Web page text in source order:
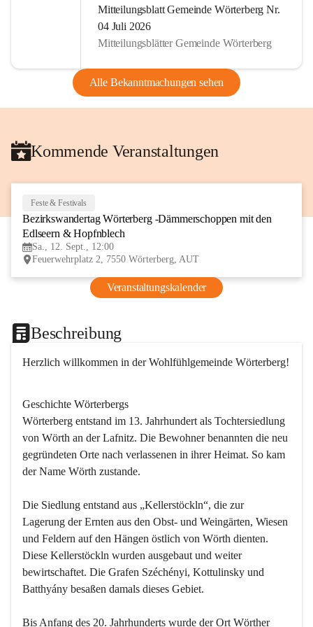
Mitteilungsblatt Gemeinde Wörterberg Nr.
04 Juli 2026
Mitteilungsblätter Gemeinde Wörterberg
Alle Bekanntmachungen sehen
Kommende Veranstaltungen
Feste & Festivals
Bezirkswandertag Wörterberg -Dämmerschoppen mit den
Edlseern & Hopfnblech
Sa., 12. Sept., 12:00
Feuerwehrplatz 2, 7550 Wörterberg, AUT
Veranstaltungskalender
Beschreibung
Herzlich willkommen in der Wohlfühlgemeinde Wörterberg!
Geschichte Wörterbergs
Wörterberg entstand im 13. Jahrhundert als Tochtersiedlung
von Wörth an der Lafnitz. Die Bewohner benannten die neu
gegründeten Orte nach verlassenen in ihrer Heimat. So kam
der Name Wörth zustande.
Die Siedlung entstand aus „Kellerstöckln“, die zur
Lagerung der Ernten aus den Obst- und Weingärten, Wiesen
und Feldern auf den Hängen östlich von Wörth dienten.
Diese Kellerstöckln wurden ausgebaut und weiter
bewirtschaftet. Die Grafen Széchényi, Kottulinsky und
Batthyány besaßen damals dieses Gebiet.
Bis Anfang des 20. Jahrhunderts wurde der Ort Wörther